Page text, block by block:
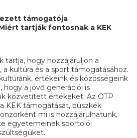
támogatója
tartják fontosnak a KEK
tartja, hogy hozzájáruljon a
a kultúra és a sport támogatásához.
értékeink és közösségeink
hogy a jövő generációi is
közvetített értékeket. Az OTP
KEK támogatását, büszkék
mi is hozzájárulhatunk,
egyetemeinek sportolói